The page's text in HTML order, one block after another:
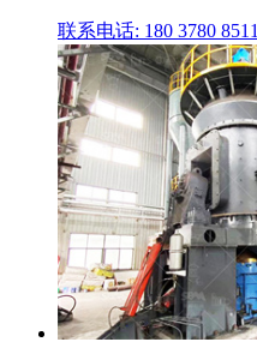
联系电话: 180 3780 8511